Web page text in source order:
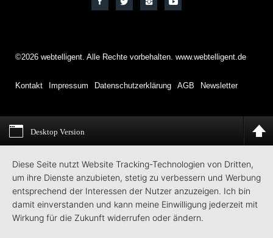
©2026 webtelligent. Alle Rechte vorbehalten. www.webtelligent.de
Kontakt Impressum Datenschutzerklärung AGB Newsletter
Desktop Version
Diese Seite nutzt Website Tracking-Technologien von Dritten,
um ihre Dienste anzubieten, stetig zu verbessern und Werbung
entsprechend der Interessen der Nutzer anzuzeigen. Ich bin
damit einverstanden und kann meine Einwilligung jederzeit mit
Wirkung für die Zukunft widerrufen oder ändern.